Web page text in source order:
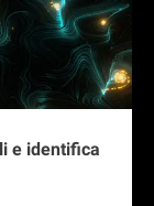
e identifica